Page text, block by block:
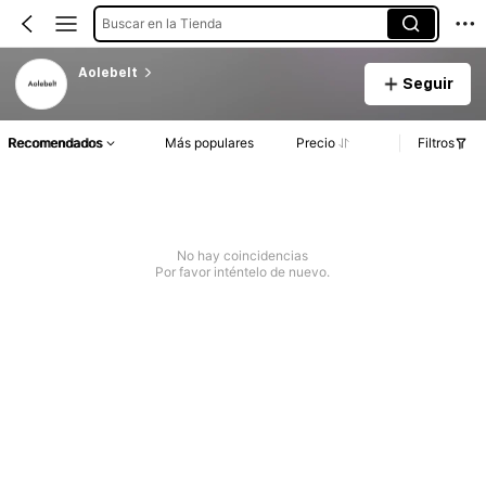
Buscar en la Tienda
Aolebelt
Seguir
Recomendados Más populares Precio Filtros
No hay coincidencias
Por favor inténtelo de nuevo.